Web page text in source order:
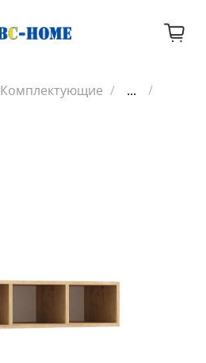
Комплектующие
...